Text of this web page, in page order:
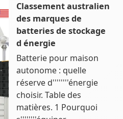
Classement australien
des marques de
batteries de stockage
d énergie
Batterie pour maison
autonome : quelle
réserve d''''''''énergie
choisir. Table des
matières. 1 Pourquoi